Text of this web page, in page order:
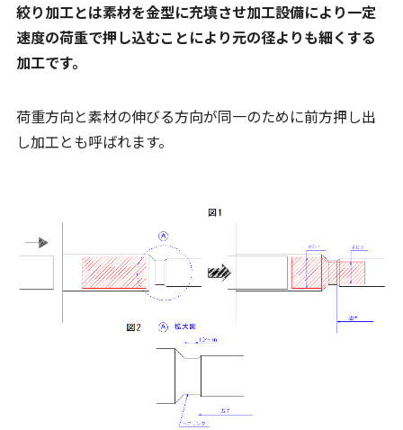
絞り加工とは素材を金型に充填させ加工設備により一定
速度の荷重で押し込むことにより元の径よりも細くする
加工です。
荷重方向と素材の伸びる方向が同一のために前方押し出
し加工とも呼ばれます。